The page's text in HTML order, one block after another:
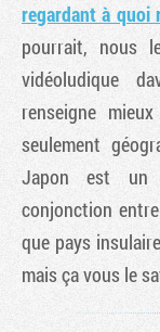
regardant à quoi
pourrait, nous
vidéoludique
renseigne
seulement
Japon est un
conjonction
que pays
mais ça vous le